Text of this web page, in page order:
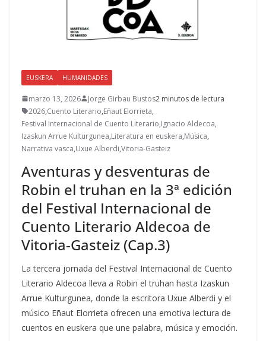
EUSKERA HUMANIDADES
marzo 13, 2026 Jorge Girbau Bustos2 minutos de lectura
2026,Cuento Literario,Eñaut Elorrieta,
Festival Internacional de Cuento Literario,Ignacio Aldecoa,
Izaskun Arrue Kulturgunea,Literatura en euskera,Música,
Narrativa vasca,Uxue Alberdi,Vitoria-Gasteiz
Aventuras y desventuras de
Robin el truhan en la 3ª edición
del Festival Internacional de
Cuento Literario Aldecoa de
Vitoria-Gasteiz (Cap.3)
La tercera jornada del Festival Internacional de Cuento
Literario Aldecoa lleva a Robin el truhan hasta Izaskun
Arrue Kulturgunea, donde la escritora Uxue Alberdi y el
músico Eñaut Elorrieta ofrecen una emotiva lectura de
cuentos en euskera que une palabra, música y emoción.